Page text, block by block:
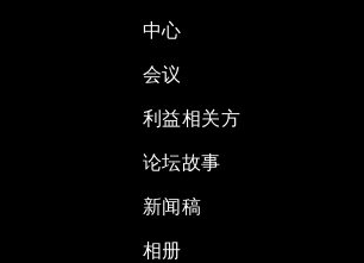
中心
会议
利益相关方
论坛故事
新闻稿
相册